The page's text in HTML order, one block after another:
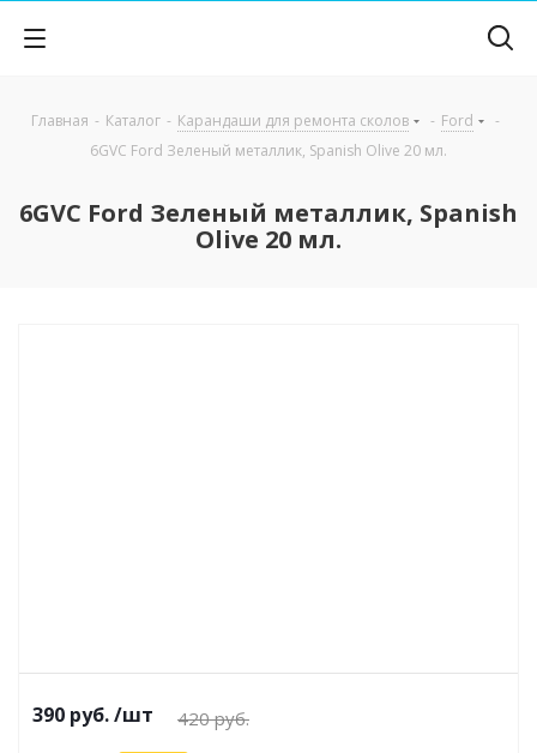
Главная - Каталог - Карандаши для ремонта сколов - Ford
-
6GVC Ford Зеленый металлик, Spanish Olive 20 мл.
6GVC Ford Зеленый металлик, Spanish
Olive 20 мл.
390 руб./шт 420руб.